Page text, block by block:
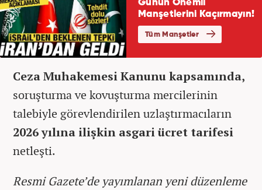
Ceza Muhakemesi Kanunu kapsamında,
soruşturma ve kovuşturma mercilerinin
talebiyle görevlendirilen uzlaştırmacıların
2026 yılına ilişkin asgari ücret tarifesi
netleşti.
Resmi Gazete’de yayımlanan yeni düzenleme